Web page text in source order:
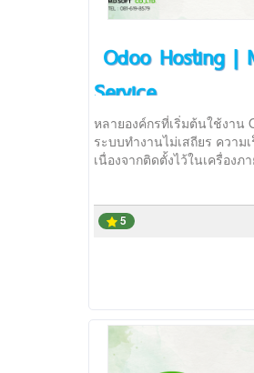
Odoo Hosting |
Service
หลายองค์กรที่เริ่มต้นใช้งาน
ระบบทำงานไม่เสถียร ความ
เนื่องจากติดตั้งไว้ในเครื่อง
5